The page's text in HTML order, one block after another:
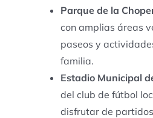
Parque de la
con amplias áreas
paseos y
familia.
Estadio Municipal
del club de fútbol
disfrutar de